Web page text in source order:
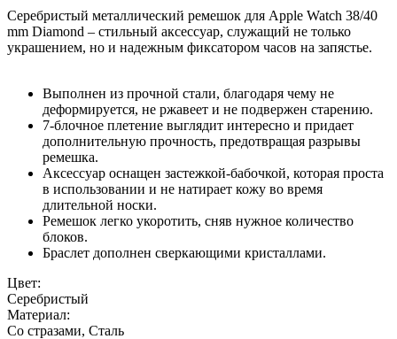
Серебристый металлический ремешок для Apple Watch 38/40
mm Diamond – стильный аксессуар, служащий не только
украшением, но и надежным фиксатором часов на запястье.
Выполнен из прочной стали, благодаря чему не
деформируется, не ржавеет и не подвержен старению.
7-блочное плетение выглядит интересно и придает
дополнительную прочность, предотвращая разрывы
ремешка.
Аксессуар оснащен застежкой-бабочкой, которая проста
в использовании и не натирает кожу во время
длительной носки.
Ремешок легко укоротить, сняв нужное количество
блоков.
Браслет дополнен сверкающими кристаллами.
Цвет:
Серебристый
Материал:
Со стразами, Сталь